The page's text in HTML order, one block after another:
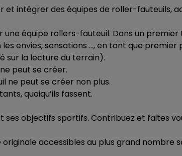
intégrer des équipes de roller-fauteuils,
équipe rollers-fauteuil. Dans un
envies, sensations …, en tant que premier
sur la lecture du terrain).
peut se créer.
ne peut se créer non plus.
quoiqu’ils fassent.
ses objectifs sportifs. Contribuez et faites
accessibles au plus grand nombre